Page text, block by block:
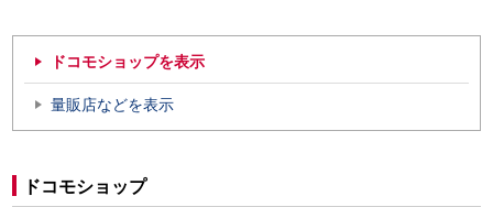
ドコモショップを表示
量販店などを表示
ドコモショップ